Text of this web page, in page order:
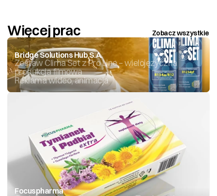
Więcej prac Zobacz wszystkie
Bridge Solutions Hub S.A.
Zestaw Clima Set z Pro Line – wielojęzyczna
produkcja filmowa
Reklama wideo, animacja
Focuspharma